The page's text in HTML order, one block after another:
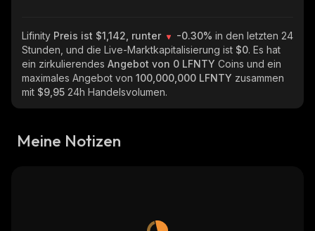
Lifinity Preis ist $1,142, runter -0.30% in den letzten 24
Stunden, und die Live-Marktkapitalisierung ist $0. Es hat
ein zirkulierendes Angebot von 0 LFNTY Coins und ein
maximales Angebot von 100,000,000 LFNTY zusammen
mit $9,95 24h Handelsvolumen.
Meine Notizen